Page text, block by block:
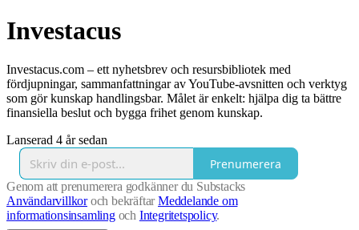
Investacus
Investacus.com – ett nyhetsbrev och resursbibliotek med
fördjupningar, sammanfattningar av YouTube-avsnitten och verktyg
som gör kunskap handlingsbar. Målet är enkelt: hjälpa dig ta bättre
finansiella beslut och bygga frihet genom kunskap.
Lanserad 4 år sedan
Prenumerera
Genom att prenumerera godkänner du Substacks
Användarvillkoroch bekräftarMeddelande om
informationsinsamlingoch Integritetspolicy.